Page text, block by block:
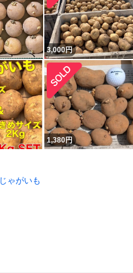
3,000円
1,380円
じゃがいも